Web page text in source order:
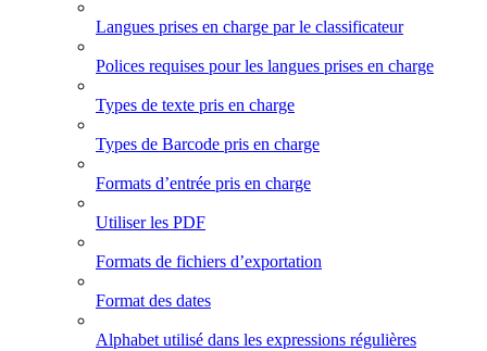
Langues prises en charge par le classificateur
Polices requises pour les langues prises en charge
Types de texte pris en charge
Types de Barcode pris en charge
Formats d’entrée pris en charge
Utiliser les PDF
Formats de fichiers d’exportation
Format des dates
Alphabet utilisé dans les expressions régulières